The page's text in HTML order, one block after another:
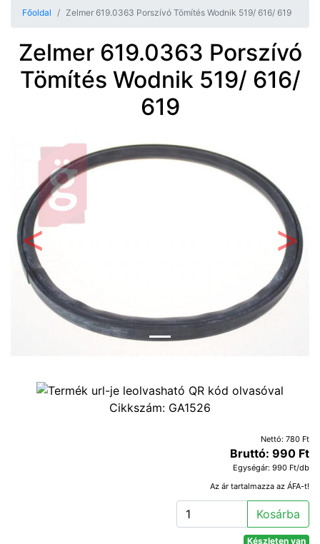
Főoldal Zelmer 619.0363 Porszívó Tömítés Wodnik 519/ 616/ 619
Zelmer 619.0363 Porszívó
Tömítés Wodnik 519/ 616/
619
Előző
Cikkszám: GA1526
Nettó: 780 Ft
Bruttó: 990 Ft
Egységár: 990 Ft/db
Az ár tartalmazza az ÁFA-t!
Kosárba
Készleten van